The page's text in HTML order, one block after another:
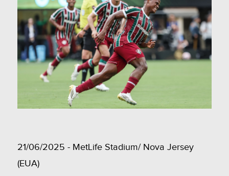
21/06/2025 - MetLife Stadium/ Nova Jersey
(EUA)